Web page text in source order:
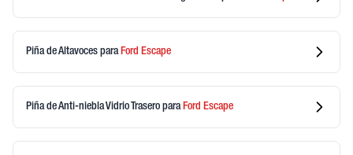
Piña de Altavoces para Ford Escape
Piña de Anti-niebla Vidrio Trasero para Ford Escape